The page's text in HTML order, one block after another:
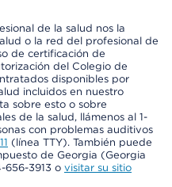
de la salud nos la
o la red del profesional de
de certificación de
del Colegio de
disponibles por
incluidos en nuestro
sobre esto o sobre
de la salud, llámenos al 1-
con problemas auditivos
(línea TTY). También puede
de Georgia (Georgia
656-3913 o visitar su sitio